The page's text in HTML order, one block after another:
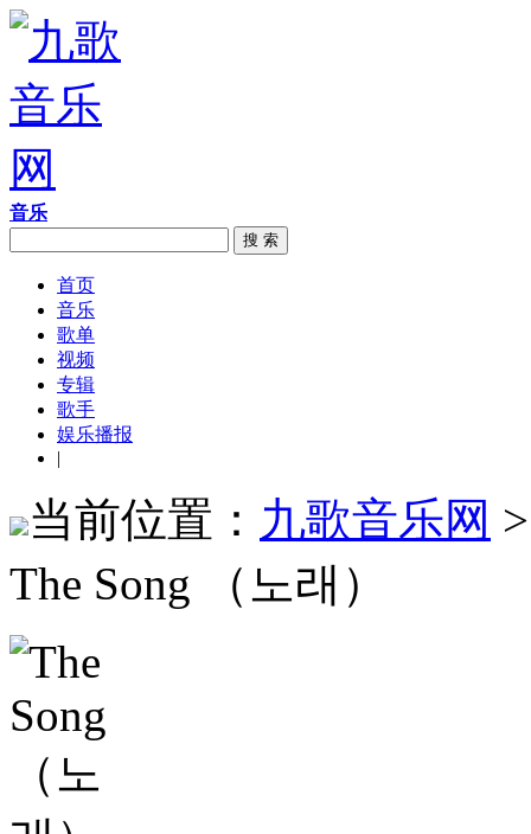
音乐
搜 索
首页
音乐
歌单
视频
专辑
歌手
娱乐播报
|
当前位置： 九歌音乐网
The Song （노래）